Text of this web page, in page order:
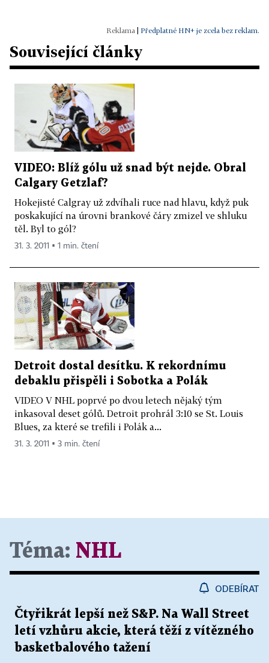
Předplatné HN+ je zcela bez reklam.
Související články
VIDEO: Blíž gólu už snad být nejde. Obral
Calgary Getzlaf?
Hokejisté Calgray už zdvíhali ruce nad hlavu, když puk
poskakující na úrovni brankové čáry zmizel ve shluku
těl. Byl to gól?
31. 3. 2011 ▪ 1 min. čtení
Detroit dostal desítku. K rekordnímu
debaklu přispěli i Sobotka a Polák
VIDEO V NHL poprvé po dvou letech nějaký tým
inkasoval deset gólů. Detroit prohrál 3:10 se St. Louis
Blues, za které se trefili i Polák a...
31. 3. 2011 ▪ 3 min. čtení
Téma: NHL
ODEBÍRAT
Čtyřikrát lepší než S&P. Na Wall Street
letí vzhůru akcie, která těží z vítězného
basketbalového tažení